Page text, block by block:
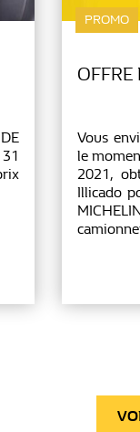
PROMO
OFFRE
Vous
le
2021,
Illicado